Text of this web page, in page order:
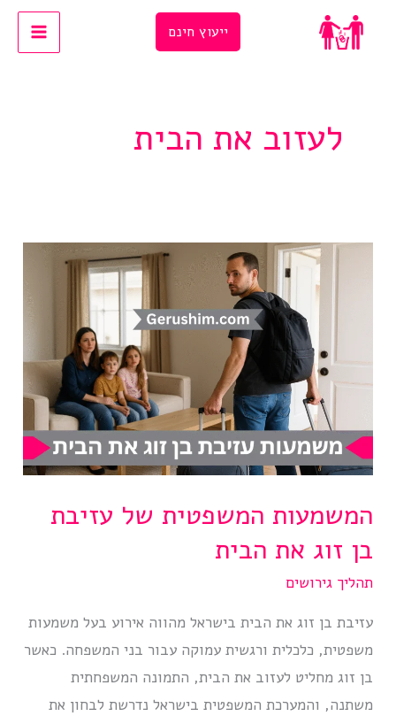
ייעוץ חינם
לעזוב את הבית
המשמעות המשפטית של עזיבת
בן זוג את הבית
תהליך גירושים
עזיבת בן זוג את הבית בישראל מהווה אירוע בעל משמעות
משפטית, כלכלית ורגשית עמוקה עבור בני המשפחה. כאשר
בן זוג מחליט לעזוב את הבית, התמונה המשפחתית
משתנה, והמערכת המשפטית בישראל נדרשת לבחון את